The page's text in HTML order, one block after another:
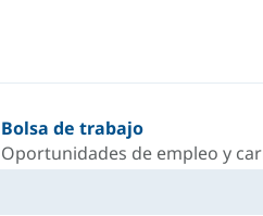
Bolsa de trabajo
Oportunidades de empleo y